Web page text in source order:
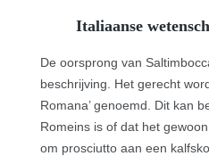
Italiaanse
De oorsprong van
beschrijving. Het gerecht
Romana’ genoemd. Dit kan
Romeins is of dat het
om prosciutto aan een